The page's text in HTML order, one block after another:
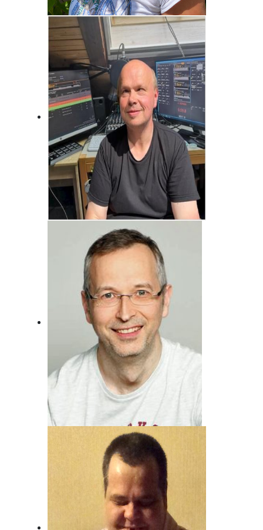
Brigitte Habeck
Immer da, wo was los ist! Fränkisch
frech!
Der wird wohl nie erwachsen ... Will er
auch gar nicht!
Andreas von Juterzenka
Unser Mann für Deutsche Musik und